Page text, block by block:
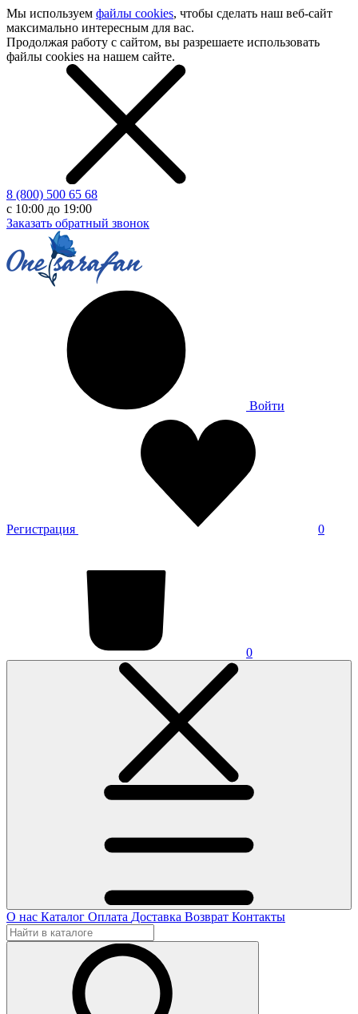
Мы используем файлы cookies, чтобы сделать наш веб-сайт
максимально интересным для вас.
Продолжая работу с сайтом, вы разрешаете использовать
файлы cookies на нашем сайте.
8 (800) 500 65 68
с 10:00 до 19:00
Заказать обратный звонок
Войти
Регистрация 0
0
О нас Каталог Оплата Доставка Возврат Контакты